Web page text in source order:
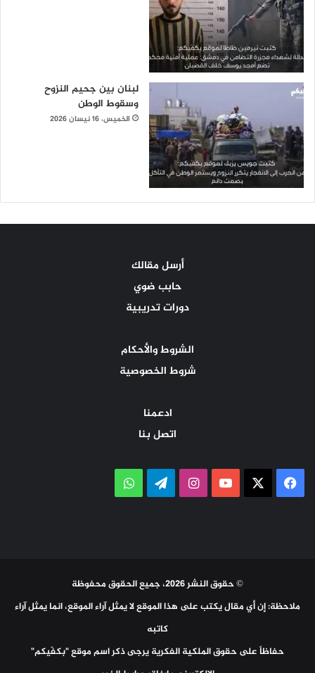
لبنان بين جحيم النزوح
وسقوط الوطن
الخميس، 16 نيسان 2026
أرسل مقالك
حابب ضوي
دورات تدريبية
الشروط والأحكام
شروط الخصوصية
ادعمنا
اتصل بنا
فيسبوك ‫YouTubeانستقرامتيلقرامواتساب
© حقوق النشر 2026، جميع الحقوق محفوظة
ملاحظة: إن أي مقال يكتب على هذا الموقع لا يمثل آراء الموقع، انما يمثل آراء
كاتبه
حفاظاً على حقوق الملكية الفكرية يرجى ذكر اسم موقع "بكفّيكم"